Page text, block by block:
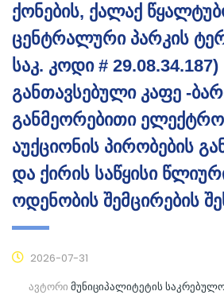
ქონების, ქალაქ
ცენტრალური პარკის
საკ. კოდი # 29.08.34.187)
განთავსებული კაფე -
განმეორებითი
აუქციონის პირობების
და ქირის საწყისი
ოდენობის შემცირების
2026-07-31
ავტორი მუნიციპალიტეტის